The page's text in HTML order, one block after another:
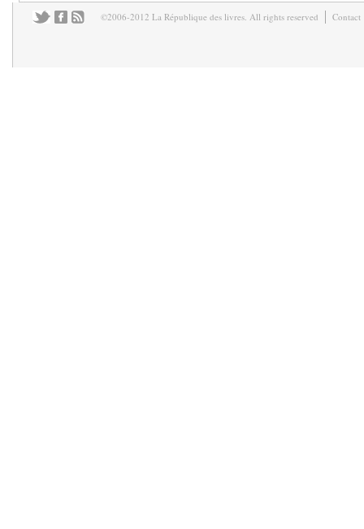
©2006-2012 La République des livres. All rights reserved Contact